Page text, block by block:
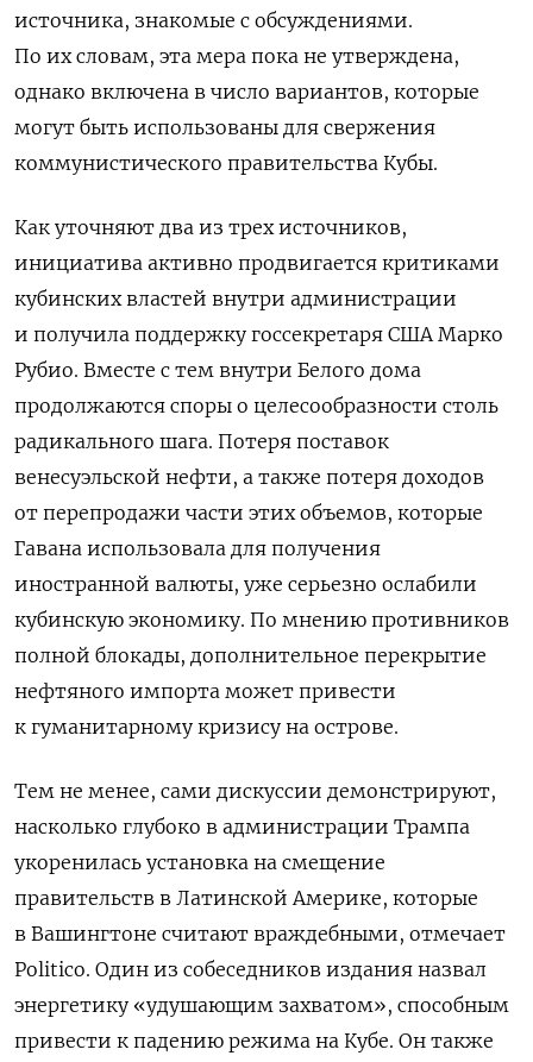
источника, знакомые с обсуждениями.
По их словам, эта мера пока не утверждена,
однако включена в число вариантов, которые
могут быть использованы для свержения
коммунистического правительства Кубы.
Как уточняют два из трех источников,
инициатива активно продвигается критиками
кубинских властей внутри администрации
и получила поддержку госсекретаря США Марко
Рубио. Вместе с тем внутри Белого дома
продолжаются споры о целесообразности столь
радикального шага. Потеря поставок
венесуэльской нефти, а также потеря доходов
от перепродажи части этих объемов, которые
Гавана использовала для получения
иностранной валюты, уже серьезно ослабили
кубинскую экономику. По мнению противников
полной блокады, дополнительное перекрытие
нефтяного импорта может привести
к гуманитарному кризису на острове.
Тем не менее, сами дискуссии демонстрируют,
насколько глубоко в администрации Трампа
укоренилась установка на смещение
правительств в Латинской Америке, которые
в Вашингтоне считают враждебными, отмечает
Politico. Один из собеседников издания назвал
энергетику «удушающим захватом», способным
привести к падению режима на Кубе. Он также